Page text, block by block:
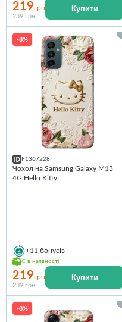
219грн
239 грн
Купити
-8%
F1367228
Чохол на Samsung Galaxy M13
4G Hello Kitty
+11 бонусів
Є в наявності
219грн
239 грн
Купити
-8%